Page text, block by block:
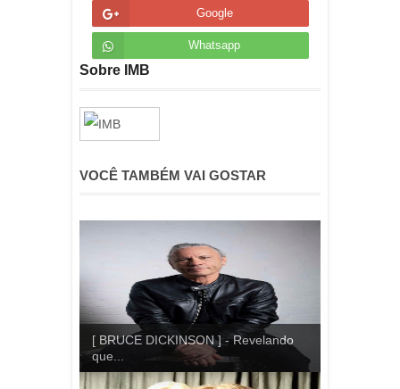
Google
Whatsapp
Sobre IMB
VOCÊ TAMBÉM VAI GOSTAR
[ BRUCE DICKINSON ] - Revelando
que...